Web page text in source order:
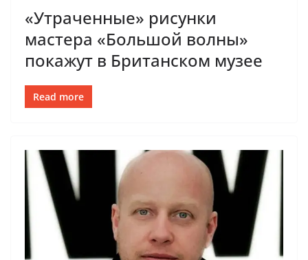
«Утраченные» рисунки
мастера «Большой волны»
покажут в Британском музее
Read more